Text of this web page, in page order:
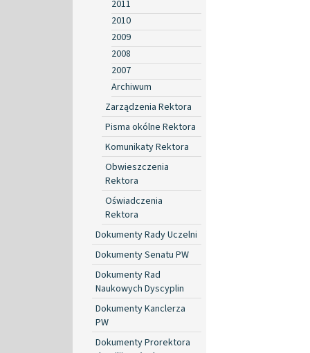
2011
2010
2009
2008
2007
Archiwum
Zarządzenia Rektora
Pisma okólne Rektora
Komunikaty Rektora
Obwieszczenia
Rektora
Oświadczenia
Rektora
Dokumenty Rady Uczelni
Dokumenty Senatu PW
Dokumenty Rad
Naukowych Dyscyplin
Dokumenty Kanclerza
PW
Dokumenty Prorektora